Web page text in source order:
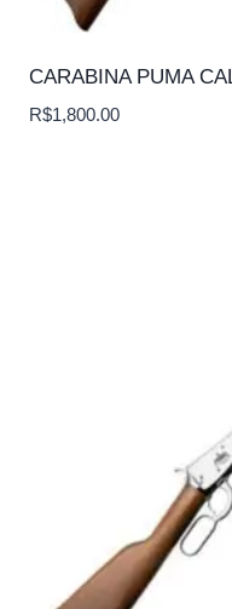
CARABINA PUMA
R$1,800.00